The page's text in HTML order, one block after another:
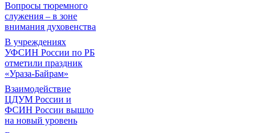
Вопросы тюремного
служения – в зоне
внимания духовенства
В учреждениях
УФСИН России по РБ
отметили праздник
«Ураза-Байрам»
Взаимодействие
ЦДУМ России и
ФСИН России вышло
на новый уровень